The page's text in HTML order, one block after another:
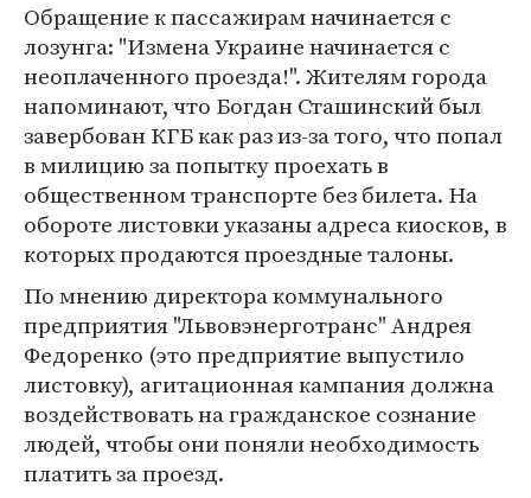
Обращение к пассажирам начинается с
лозунга: "Измена Украине начинается с
неоплаченного проезда!". Жителям города
напоминают, что Богдан Сташинский был
завербован КГБ как раз из-за того, что попал
в милицию за попытку проехать в
общественном транспорте без билета. На
обороте листовки указаны адреса киосков, в
которых продаются проездные талоны.
По мнению директора коммунального
предприятия "Львовэнерготранс" Андрея
Федоренко (это предприятие выпустило
листовку), агитационная кампания должна
воздействовать на гражданское сознание
людей, чтобы они поняли необходимость
платить за проезд.